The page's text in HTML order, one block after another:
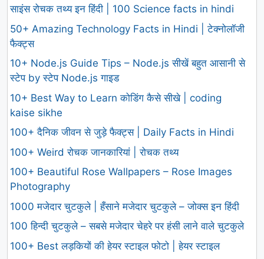
साइंस रोचक तथ्य इन हिंदी | 100 Science facts in hindi
50+ Amazing Technology Facts in Hindi | टेक्नोलॉजी
फैक्ट्स
10+ Node.js Guide Tips – Node.js सीखें बहुत आसानी से
स्टेप by स्टेप Node.js गाइड
10+ Best Way to Learn कोडिंग कैसे सीखे | coding
kaise sikhe
100+ दैनिक जीवन से जुड़े फैक्ट्स | Daily Facts in Hindi
100+ Weird रोचक जानकारियां | रोचक तथ्य
100+ Beautiful Rose Wallpapers – Rose Images
Photography
1000 मजेदार चुटकुले | हँसाने मजेदार चुटकुले – जोक्स इन हिंदी
100 हिन्दी चुटकुले – सबसे मजेदार चेहरे पर हंसी लाने वाले चुटकुले
100+ Best लड़कियों की हेयर स्टाइल फोटो | हेयर स्टाइल